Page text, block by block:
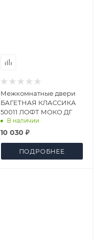
Межкомнатные двери
БАГЕТНАЯ КЛАССИКА
50011 ЛОФТ МОКО ДГ
В наличии
10 030 ₽
ПОДРОБНЕЕ